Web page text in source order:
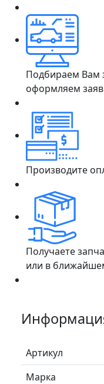
Подбираем Вам
оформляем
Производите
Получаете
или в
Артикул
Марка